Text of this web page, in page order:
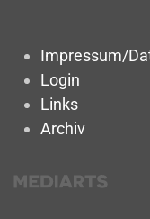
Impressum/
Login
Links
Archiv